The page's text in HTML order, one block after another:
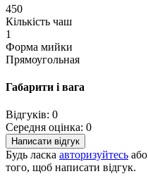
450
Кількість чаш
1
Форма мийки
Прямоугольная
Габарити і вага
Відгуків: 0
Середня оцінка: 0
Написати відгук
Будь ласка авторизуйтесь або
того, щоб написати відгук.